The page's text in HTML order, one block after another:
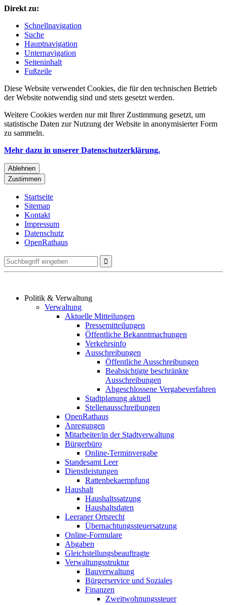
Direkt zu:
Schnellnavigation
Suche
Hauptnavigation
Unternavigation
Seiteninhalt
Fußzeile
Diese Website verwendet Cookies, die für den technischen Betrieb
der Website notwendig sind und stets gesetzt werden.
Weitere Cookies werden nur mit Ihrer Zustimmung gesetzt, um
statistische Daten zur Nutzung der Website in anonymisierter Form
zu sammeln.
Mehr dazu in unserer Datenschutzerklärung.
Ablehnen
Zustimmen
Startseite
Sitemap
Kontakt
Impressum
Datenschutz
OpenRathaus
Politik & Verwaltung
Verwaltung
Aktuelle Mitteilungen
Pressemitteilungen
Öffentliche Bekanntmachungen
Verkehrsinfo
Ausschreibungen
Öffentliche Ausschreibungen
Beabsichtigte beschränkte
Ausschreibungen
Abgeschlossene Vergabeverfahren
Stadtplanung aktuell
Stellenausschreibungen
OpenRathaus
Anregungen
Mitarbeiter/in der Stadtverwaltung
Bürgerbüro
Online-Terminvergabe
Standesamt Leer
Dienstleistungen
Rattenbekaempfung
Haushalt
Haushaltssatzung
Haushaltsdaten
Leeraner Ortsrecht
Übernachtungssteuersatzung
Online-Formulare
Abgaben
Gleichstellungsbeauftragte
Verwaltungsstruktur
Bauverwaltung
Bürgerservice und Soziales
Finanzen
Zweitwohnungssteuer